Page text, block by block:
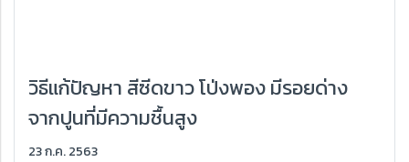
วิธีแก้ปัญหา สีซีดขาว โป่งพอง มีรอยด่าง
จากปูนที่มีความชื้นสูง
23 ก.ค. 2563